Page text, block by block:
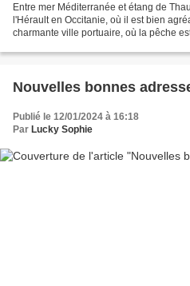
Entre mer Méditerranée et étang de
l'Hérault en Occitanie, où il est bien
charmante ville portuaire, où la pêche
Nouvelles bonnes
Publié le 12/01/2024 à 16:18
Par Lucky Sophie